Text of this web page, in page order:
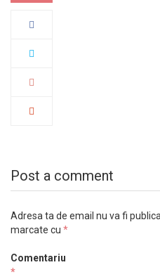
Post a comment
Adresa ta de email nu va fi
marcate cu *
Comentariu
*